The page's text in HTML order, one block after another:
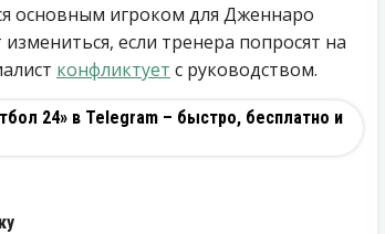
основным игроком для Дженнаро
если тренера попросят на
конфликтует с руководством.
24» в Telegram – быстро, бесплатно и